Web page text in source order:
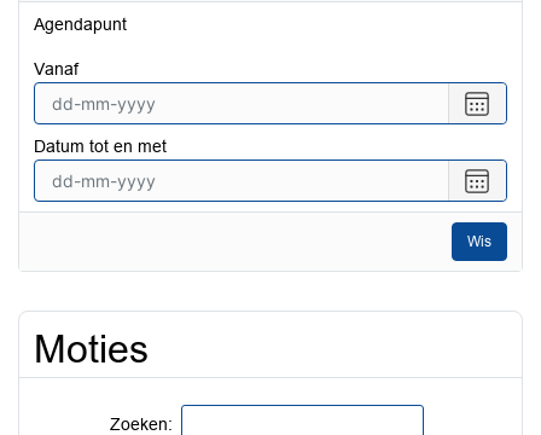
Agendapunt
vanaf
een
vanaf
Datum tot en met
een
datum
tot
en
Wis
Moties
Zoeken: